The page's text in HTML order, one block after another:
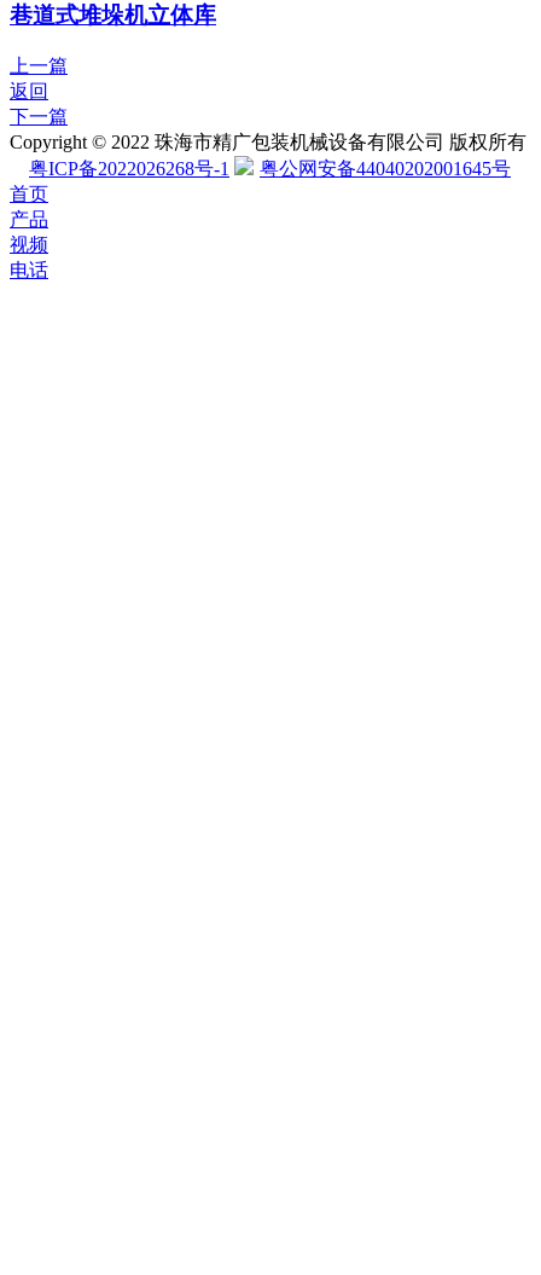
巷道式堆垛机立体库
上一篇
返回
下一篇
Copyright © 2022 珠海市精广包装机械设备有限公司 版权所有
粤ICP备2022026268号-1
粤公网安备44040202001645号
首页
产品
视频
电话